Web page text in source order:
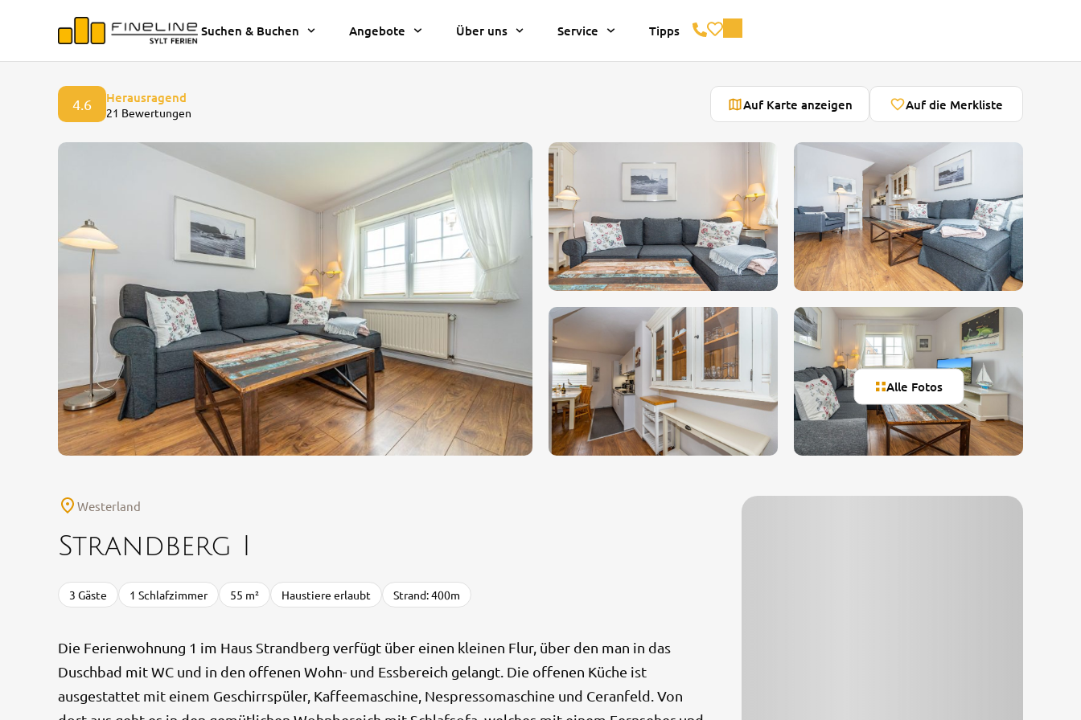
Suchen & Buchen Angebote Über uns Service Tipps
4.6 Herausragend
21 Bewertungen Auf Karte anzeigen Auf die Merkliste
Alle Fotos
Westerland
Strandberg I
3 Gäste 1 Schlafzimmer 55 m² Haustiere erlaubt Strand: 400m
Die Ferienwohnung 1 im Haus Strandberg verfügt über einen kleinen Flur, über den man in das
Duschbad mit WC und in den offenen Wohn- und Essbereich gelangt. Die offenen Küche ist
ausgestattet mit einem Geschirrspüler, Kaffeemaschine, Nespressomaschine und Ceranfeld. Von